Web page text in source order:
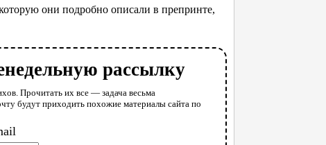
они подробно описали в препринте,
рассылку
Прочитать их все — задача весьма
будут приходить похожие материалы сайта по